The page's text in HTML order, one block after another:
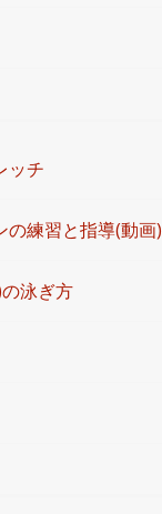
ッチ
の練習と指導(動画)
泳ぎ方